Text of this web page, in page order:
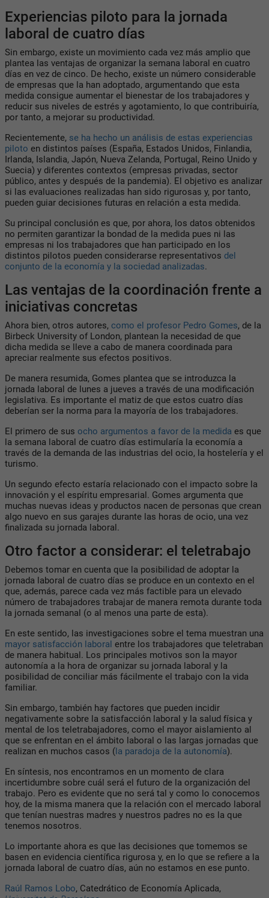
Experiencias piloto para la jornada
laboral de cuatro días
Sin embargo, existe un movimiento cada vez más amplio que
plantea las ventajas de organizar la semana laboral en cuatro
días en vez de cinco. De hecho, existe un número considerable
de empresas que la han adoptado, argumentando que esta
medida consigue aumentar el bienestar de los trabajadores y
reducir sus niveles de estrés y agotamiento, lo que contribuiría,
por tanto, a mejorar su productividad.
Recientemente, se ha hecho un análisis de estas experiencias
piloto en distintos países (España, Estados Unidos, Finlandia,
Irlanda, Islandia, Japón, Nueva Zelanda, Portugal, Reino Unido y
Suecia) y diferentes contextos (empresas privadas, sector
público, antes y después de la pandemia). El objetivo es analizar
si las evaluaciones realizadas han sido rigurosas y, por tanto,
pueden guiar decisiones futuras en relación a esta medida.
Su principal conclusión es que, por ahora, los datos obtenidos
no permiten garantizar la bondad de la medida pues ni las
empresas ni los trabajadores que han participado en los
distintos pilotos pueden considerarse representativos del
conjunto de la economía y la sociedad analizadas.
Las ventajas de la coordinación frente a
iniciativas concretas
Ahora bien, otros autores, como el profesor Pedro Gomes, de la
Birbeck University of London, plantean la necesidad de que
dicha medida se lleve a cabo de manera coordinada para
apreciar realmente sus efectos positivos.
De manera resumida, Gomes plantea que se introduzca la
jornada laboral de lunes a jueves a través de una modificación
legislativa. Es importante el matiz de que estos cuatro días
deberían ser la norma para la mayoría de los trabajadores.
El primero de sus ocho argumentos a favor de la medida es que
la semana laboral de cuatro días estimularía la economía a
través de la demanda de las industrias del ocio, la hostelería y el
turismo.
Un segundo efecto estaría relacionado con el impacto sobre la
innovación y el espíritu empresarial. Gomes argumenta que
muchas nuevas ideas y productos nacen de personas que crean
algo nuevo en sus garajes durante las horas de ocio, una vez
finalizada su jornada laboral.
Otro factor a considerar: el teletrabajo
Debemos tomar en cuenta que la posibilidad de adoptar la
jornada laboral de cuatro días se produce en un contexto en el
que, además, parece cada vez más factible para un elevado
número de trabajadores trabajar de manera remota durante toda
la jornada semanal (o al menos una parte de esta).
En este sentido, las investigaciones sobre el tema muestran una
mayor satisfacción laboral entre los trabajadores que teletraban
de manera habitual. Los principales motivos son la mayor
autonomía a la hora de organizar su jornada laboral y la
posibilidad de conciliar más fácilmente el trabajo con la vida
familiar.
Sin embargo, también hay factores que pueden incidir
negativamente sobre la satisfacción laboral y la salud física y
mental de los teletrabajadores, como el mayor aislamiento al
que se enfrentan en el ámbito laboral o las largas jornadas que
realizan en muchos casos (la paradoja de la autonomía).
En síntesis, nos encontramos en un momento de clara
incertidumbre sobre cuál será el futuro de la organización del
trabajo. Pero es evidente que no será tal y como lo conocemos
hoy, de la misma manera que la relación con el mercado laboral
que tenían nuestras madres y nuestros padres no es la que
tenemos nosotros.
Lo importante ahora es que las decisiones que tomemos se
basen en evidencia científica rigurosa y, en lo que se refiere a la
jornada laboral de cuatro días, aún no estamos en ese punto.
Raúl Ramos Lobo, Catedrático de Economía Aplicada,